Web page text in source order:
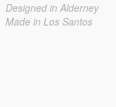
Designed in Alderney
Made in Los Santos